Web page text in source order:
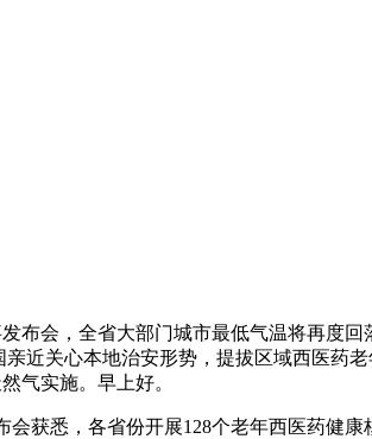
会，全省大部门城市最低气温将再度回
近关心本地治安形势，提拔区域西医药老
气实施。早上好。
悉，各省份开展128个老年西医药健康